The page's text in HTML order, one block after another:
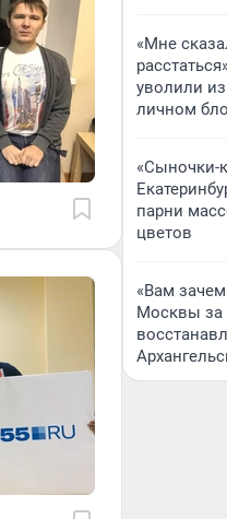
«Мне
уволили
личном
«Сыночки-
парни
цветов
«Вам
Москвы за